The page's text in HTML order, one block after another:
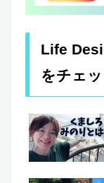
Life
をチェッ